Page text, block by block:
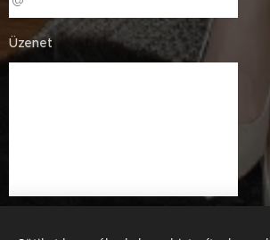
Üzenet